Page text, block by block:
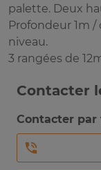
palette. Deux
Profondeur 1m /
niveau.
3 rangées de
Contacter
Contacter par